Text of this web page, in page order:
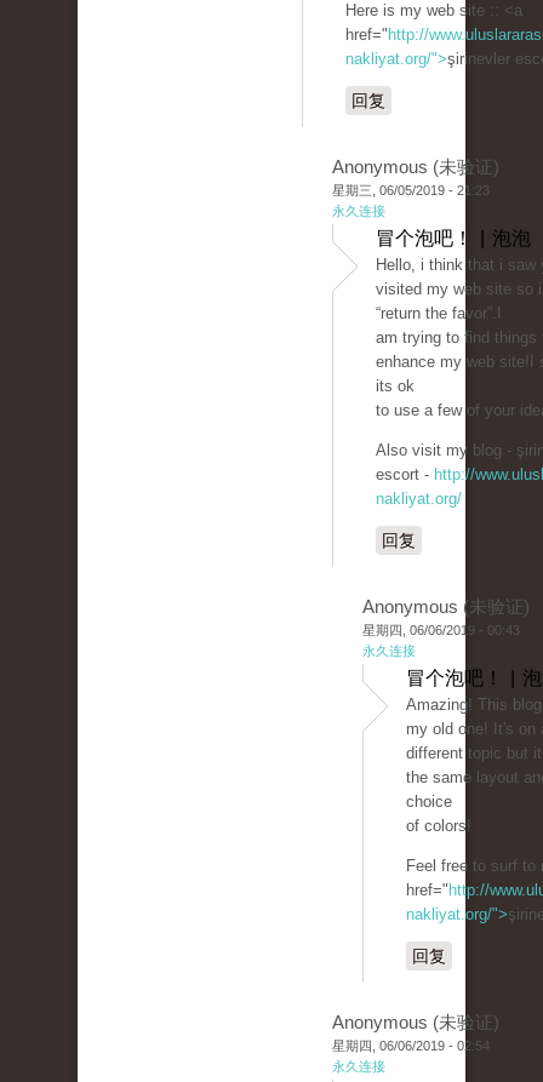
Here is my web site :: <a
href=" http://
nakliyat.org/">şirinevler
回复
Anonymous (未验证)
星期三, 06/05/2019 - 21:23
永久连接
冒个泡吧！ | 泡泡
Hello, i think that i saw
visited my web site so
“return the favor”.I
am trying to find things
enhance my web site!I
its ok
to use a few of your
Also visit my blog -
escort - http://
nakliyat.org/
回复
Anonymous (未验证)
星期四, 06/06/2019 - 00:43
永久连接
冒个泡吧！ |
Amazing! This
my old one! It's on
different topic but
the same layout
choice
of colors!
Feel free to surf
href=" http://
nakliyat.org/">
回复
Anonymous (未验证)
星期四, 06/06/2019 - 02:54
永久连接